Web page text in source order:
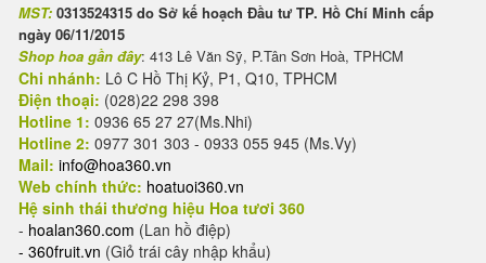
MST: 0313524315 do Sở kế hoạch Đầu tư TP. Hồ Chí Minh cấp
ngày 06/11/2015
Shop hoa gần đây: 413 Lê Văn Sỹ, P.Tân Sơn Hoà, TPHCM
Chi nhánh: Lô C Hồ Thị Kỷ, P1, Q10, TPHCM
Điện thoại: (028)22 298 398
Hotline 1: 0936 65 27 27(Ms.Nhi)
Hotline 2: 0977 301 303 - 0933 055 945 (Ms.Vy)
Mail: info@hoa360.vn
Web chính thức: hoatuoi360.vn
Hệ sinh thái thương hiệu Hoa tươi 360
- hoalan360.com (Lan hồ điệp)
- 360fruit.vn (Giỏ trái cây nhập khẩu)